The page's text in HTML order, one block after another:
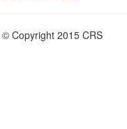
© Copyright 2015 CRS